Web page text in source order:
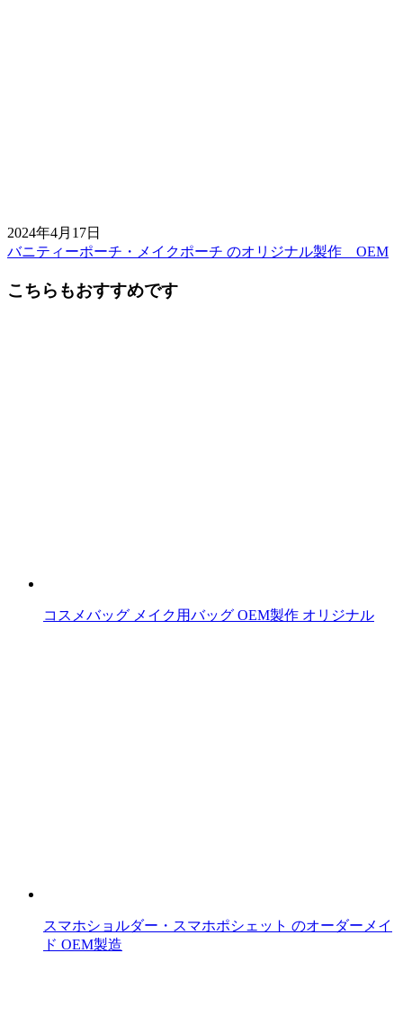
2024年4月17日
前
後
バニティーポーチ・メイクポーチ のオリジナル製作 OEM
こちらもおすすめです
コスメバッグ メイク用バッグ OEM製作 オリジナル
スマホショルダー・スマホポシェット のオーダーメイ
ド OEM製造